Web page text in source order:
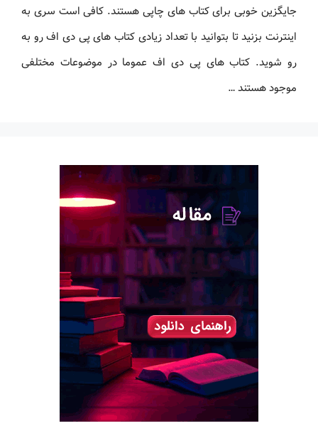
جایگزین خوبی برای کتاب های چاپی هستند. کافی است سری به
اینترنت بزنید تا بتوانید با تعداد زیادی کتاب های پی دی اف رو به
رو شوید. کتاب های پی دی اف عموما در موضوعات مختلفی
موجود هستند …